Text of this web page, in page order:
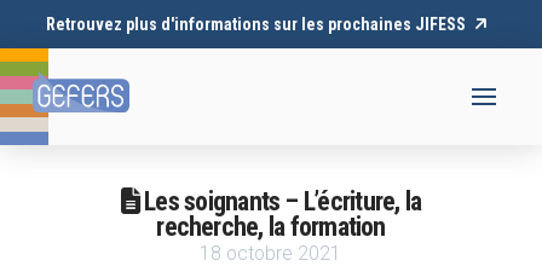
Retrouvez plus d'informations sur les prochaines JIFESS
Les soignants – L’écriture, la
recherche, la formation
18 octobre 2021